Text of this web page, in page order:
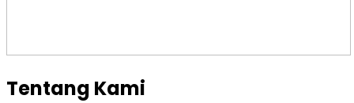
Tentang Kami